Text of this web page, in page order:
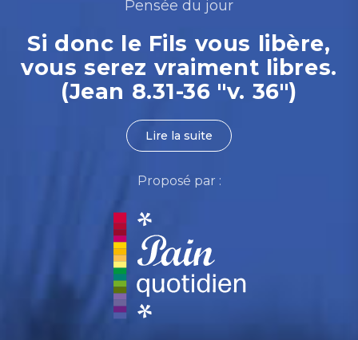
Pensée du jour
Si donc le Fils vous libère,
vous serez vraiment libres.
(Jean 8.31-36 "v. 36")
Lire la suite
Proposé par :